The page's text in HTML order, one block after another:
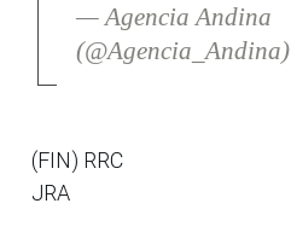
— Agencia Andina
(@Agencia_Andina)
(FIN) RRC
JRA